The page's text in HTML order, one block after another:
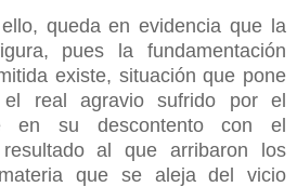
queda en evidencia que la
pues la fundamentación
existe, situación que pone
real agravio sufrido por el
en su descontento con el
al que arribaron los
que se aleja del vicio